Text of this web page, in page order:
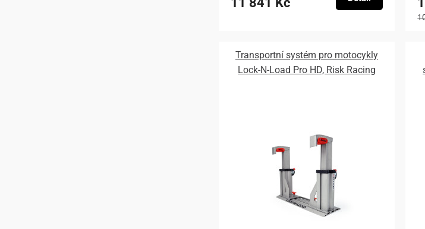
Transportní systém pro motocykly
Lock-N-Load Pro HD, Risk Racing